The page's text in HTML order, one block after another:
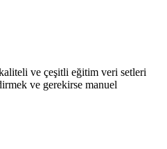
ve çeşitli eğitim veri setleri
ve gerekirse manuel